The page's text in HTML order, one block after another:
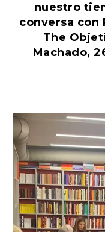
nuestro
conversa con
The
Machado,
Reproductor
de
vídeo